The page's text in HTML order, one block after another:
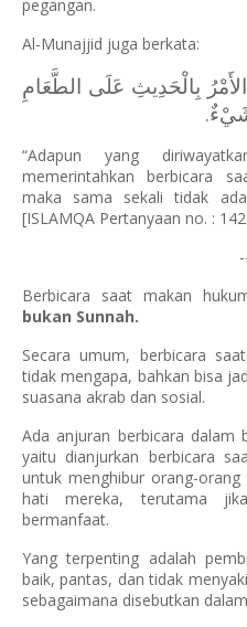
pegangan.
Al-Munajjid juga berkata:
بِالْحَدِيثِ عَلَى الطَّعَامِ
شَيْءٌ.
“Adapun yang
memerintahkan berbicara
maka sama sekali tidak
[ISLAMQA Pertanyaan no. :
Berbicara saat makan
bukan Sunnah.
Secara umum, berbicara
tidak mengapa, bahkan bisa
suasana akrab dan sosial.
Ada anjuran berbicara dalam
yaitu dianjurkan berbicara
untuk menghibur orang-
hati mereka, terutama
bermanfaat.
Yang terpenting adalah
baik, pantas, dan tidak
sebagaimana disebutkan